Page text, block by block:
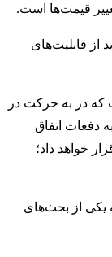
قیمت‌ها است.
از قابلیت‌های
که در به حرکت در
دفعات اتفاق
خواهد داد؛
یکی از بحث‌های